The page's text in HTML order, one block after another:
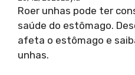
Roer unhas pode ter
saúde do estômago.
afeta o estômago e
unhas.